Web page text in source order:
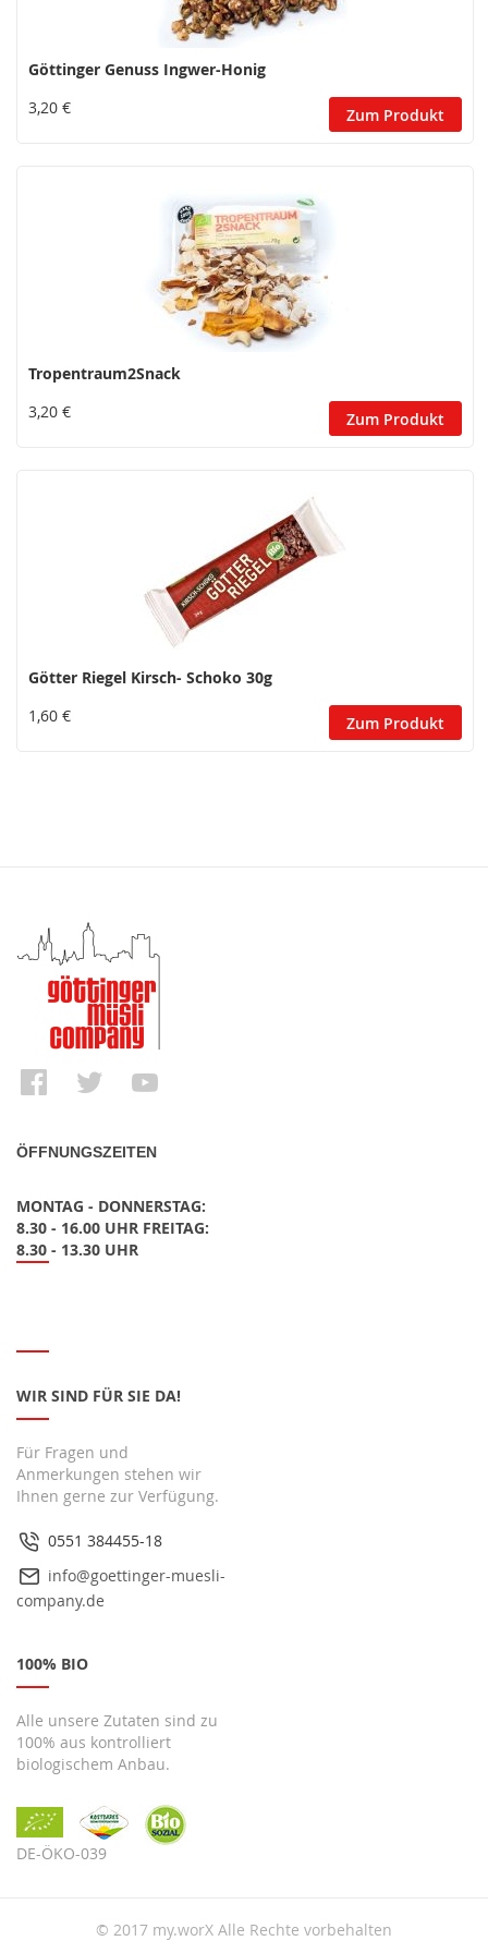
Göttinger Genuss Ingwer-Honig
3,20 €
Zum Produkt
Tropentraum2Snack
3,20 €
Zum Produkt
Götter Riegel Kirsch- Schoko 30g
1,60 €
Zum Produkt
ÖFFNUNGSZEITEN
MONTAG - DONNERSTAG:
8.30 - 16.00 UHR FREITAG:
8.30 - 13.30 UHR
WIR SIND FÜR SIE DA!
Für Fragen und
Anmerkungen stehen wir
Ihnen gerne zur Verfügung.
0551 384455-18
info@goettinger-muesli-
company.de
100% BIO
Alle unsere Zutaten sind zu
100% aus kontrolliert
biologischem Anbau.
DE-ÖKO-039
© 2017 my.worX Alle Rechte vorbehalten